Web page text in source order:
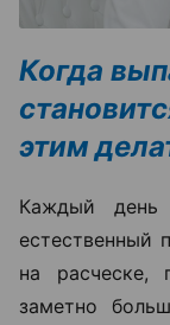
Когда
этим
Каждый
естественный
на расческе,
заметно